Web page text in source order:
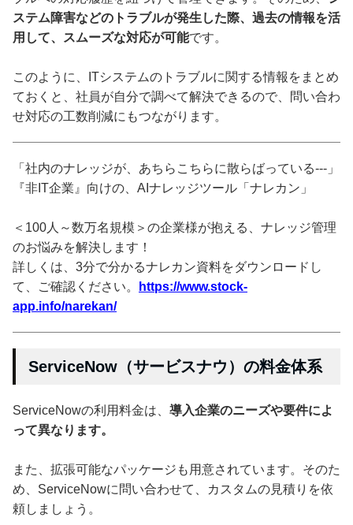
ステム障害などのトラブルが発生した際、過去の情報を活
用して、スムーズな対応が可能です。
このように、ITシステムのトラブルに関する情報をまとめ
ておくと、社員が自分で調べて解決できるので、問い合わ
せ対応の工数削減にもつながります。
「社内のナレッジが、あちらこちらに散らばっている---」
『非IT企業』向けの、AIナレッジツール「ナレカン」
＜100人～数万名規模＞の企業様が抱える、ナレッジ管理
のお悩みを解決します！
詳しくは、3分で分かるナレカン資料をダウンロードし
て、ご確認ください。
https://www.stock-
app.info/narekan/
ServiceNow（サービスナウ）の料金体系
ServiceNowの利用料金は、 導入企業のニーズや要件によ
って異なります。
また、拡張可能なパッケージも用意されています。そのた
め、ServiceNowに問い合わせて、カスタムの見積りを依
頼しましょう。